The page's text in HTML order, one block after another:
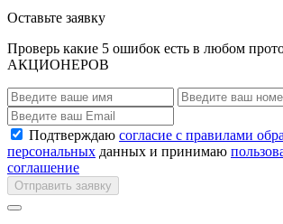
Оставьте заявку
Проверь какие 5 ошибок есть в любом
АКЦИОНЕРОВ
Подтверждаю согласие с правилами
персональных данных и принимаю
соглашение
Отправить заявку